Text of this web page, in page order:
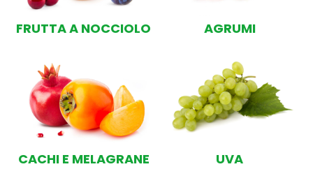
FRUTTA A NOCCIOLO AGRUMI
CACHI E MELAGRANE UVA